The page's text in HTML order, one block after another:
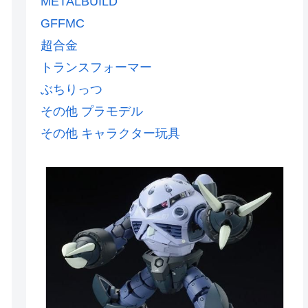
GFFMC
超合金
トランスフォーマー
ぶちりっつ
その他 プラモデル
その他 キャラクター玩具